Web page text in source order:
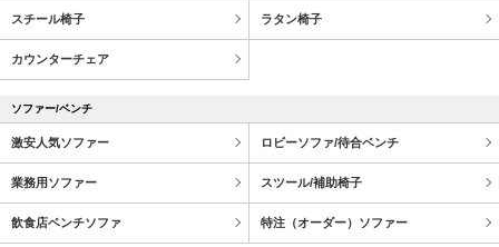
スチール椅子 ラタン椅子
カウンターチェア
ソファー/ベンチ
激安人気ソファー ロビーソファ/待合ベンチ
業務用ソファー スツール/補助椅子
飲食店ベンチソファ 特注（オーダー）ソファー